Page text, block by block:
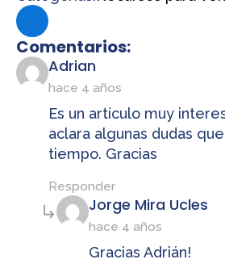
Comentarios:
Adrian
hace 4 años
Es un artículo muy
aclara algunas dudas
tiempo. Gracias
Responder
Jorge Mira Ucles
hace 4 años
Gracias Adrián!